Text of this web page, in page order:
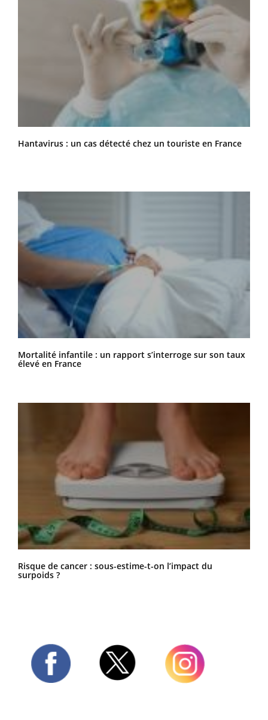
Hantavirus : un cas détecté chez un touriste en France
Mortalité infantile : un rapport s’interroge sur son taux
élevé en France
Risque de cancer : sous-estime-t-on l’impact du
surpoids ?